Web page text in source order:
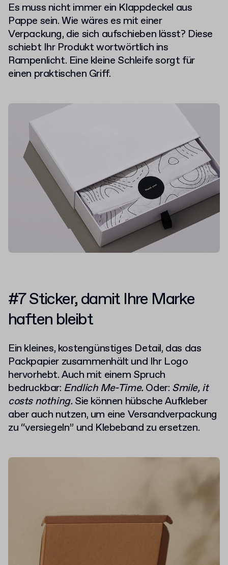
Es muss nicht immer ein Klappdeckel aus
Pappe sein. Wie wäres es mit einer
Verpackung, die sich aufschieben lässt? Diese
schiebt Ihr Produkt wortwörtlich ins
Rampenlicht. Eine kleine Schleife sorgt für
einen praktischen Griff.
#7 Sticker, damit Ihre Marke
haften bleibt
Ein kleines, kostengünstiges Detail, das das
Packpapier zusammenhält und Ihr Logo
hervorhebt. Auch mit einem Spruch
bedruckbar: Endlich Me-Time. Oder: Smile, it
costs nothing. Sie können hübsche Aufkleber
aber auch nutzen, um eine Versandverpackung
zu “versiegeln” und Klebeband zu ersetzen.